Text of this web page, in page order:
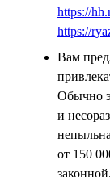
https://
https://
Вам
Обычно
и
от 150
законной.